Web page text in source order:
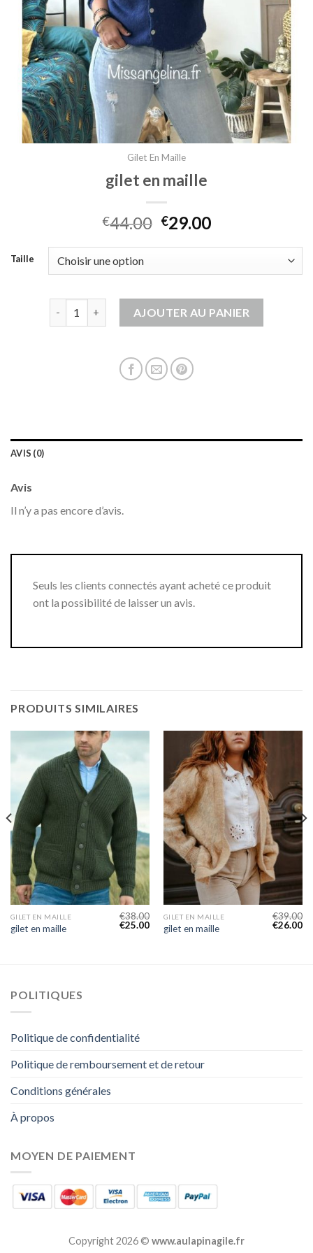
Gilet En Maille
gilet en maille
€44.00 €29.00
Taille
AJOUTER AU PANIER
AVIS (0)
Avis
Il n’y a pas encore d’avis.
Seuls les clients connectés ayant acheté ce produit
ont la possibilité de laisser un avis.
PRODUITS SIMILAIRES
GILET EN MAILLE
gilet en maille
€38.00
€25.00
GILET EN MAILLE
gilet en maille
€39.00
€26.00
POLITIQUES
Politique de confidentialité
Politique de remboursement et de retour
Conditions générales
À propos
MOYEN DE PAIEMENT
Copyright 2026 © www.aulapinagile.fr